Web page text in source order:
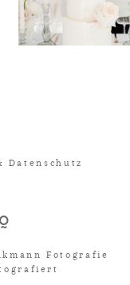
Datenschutz
Fotografie